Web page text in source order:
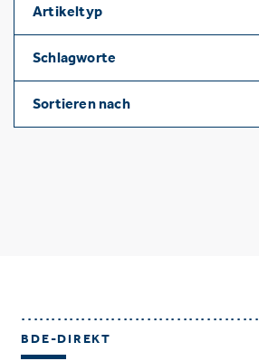
Artikeltyp
Schlagworte
Sortieren nach
BDE-DIREKT